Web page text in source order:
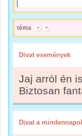
téma
Divat események
Jaj arról én
Biztosan
Divat a